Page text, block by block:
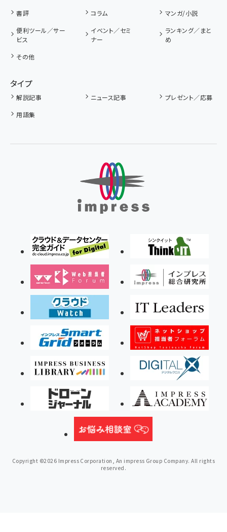
書評 コラム
マンガ/小説
便利ツール／サー
ビス
イベント／セミ
ナー
ランキング／まと
め
その他
タイプ
解説記事 ニュース記事
プレゼント／応募
用語集
Copyright ©2026 Impress Corporation, An impress Group Company. All rights
reserved.